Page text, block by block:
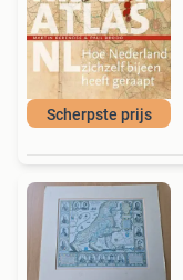
Scherpste prijs